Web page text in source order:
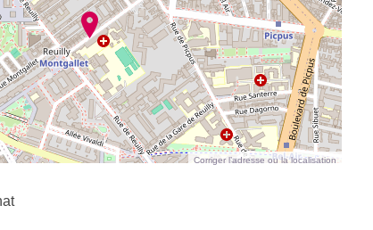
Corriger l’adresse ou la localisation